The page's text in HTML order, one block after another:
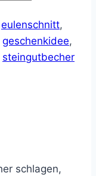
eulenschnitt,
geschenkidee,
steingutbecher
schlagen,